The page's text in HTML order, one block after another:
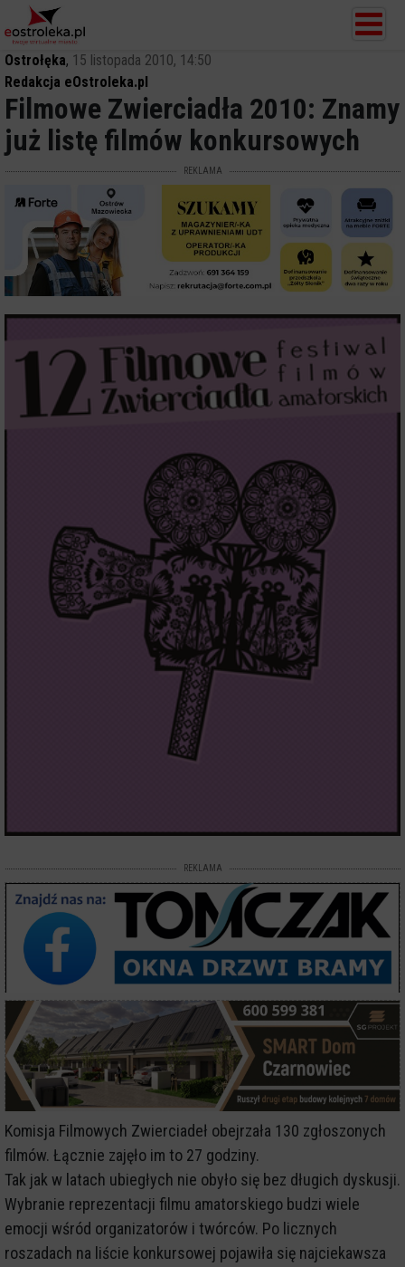
Ostrołęka, 15 listopada 2010, 14:50
Redakcja eOstroleka.pl
Filmowe Zwierciadła 2010: Znamy
już listę filmów konkursowych
REKLAMA
REKLAMA
Komisja Filmowych Zwierciadeł obejrzała 130 zgłoszonych
filmów. Łącznie zajęło im to 27 godziny.
Tak jak w latach ubiegłych nie obyło się bez długich dyskusji.
Wybranie reprezentacji filmu amatorskiego budzi wiele
emocji wśród organizatorów i twórców. Po licznych
roszadach na liście konkursowej pojawiła się najciekawsza